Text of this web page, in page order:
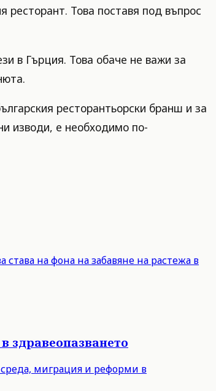
Това поставя под въпрос
в Гърция. Това обаче не важи за
ресторантьорски бранш и за
изводи, е необходимо по-
на фона на забавяне на растежа в
здравеопазването
миграция и реформи в